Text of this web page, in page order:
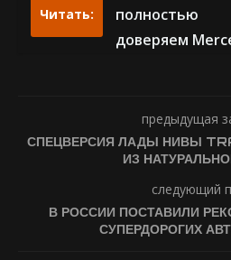
Читать:
полностью
доверяем
предыдущая
СПЕЦВЕРСИЯ ЛАДЫ НИВЫ
ИЗ
следующий
В РОССИИ ПОСТАВИЛИ
СУПЕРДОРОГИХ